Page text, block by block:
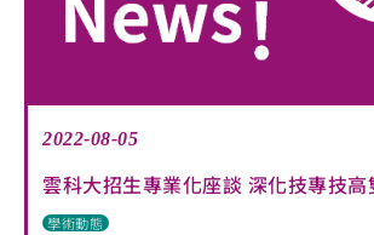
2022-08-05
雲科大招生專業化座談 深化技專技
學術動態